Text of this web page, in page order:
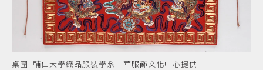
桌圍_輔仁大學織品服裝學系中華服飾文化中心提供